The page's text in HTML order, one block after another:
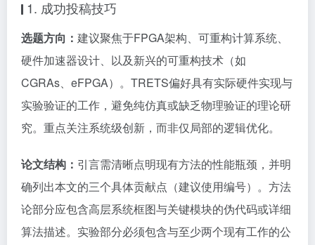
1. 成功投稿技巧
选题方向： 建议聚焦于FPGA架构、可重构计算系统、
硬件加速器设计、以及新兴的可重构技术（如
CGRAs、eFPGA）。TRETS偏好具有实际硬件实现与
实验验证的工作，避免纯仿真或缺乏物理验证的理论研
究。重点关注系统级创新，而非仅局部的逻辑优化。
论文结构： 引言需清晰点明现有方法的性能瓶颈，并明
确列出本文的三个具体贡献点（建议使用编号）。方法
论部分应包含高层系统框图与关键模块的伪代码或详细
算法描述。实验部分必须包含与至少两个现有工作的公